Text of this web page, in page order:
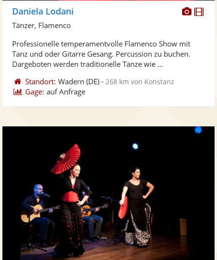
Daniela Lodani
Tänzer, Flamenco
Professionelle temperamentvolle Flamenco Show mit
Tanz und oder Gitarre Gesang. Percussion zu buchen.
Dargeboten werden traditionelle Tänze wie ...
Standort: Wadern (DE) - 268 km von Konstanz
Gage: auf Anfrage